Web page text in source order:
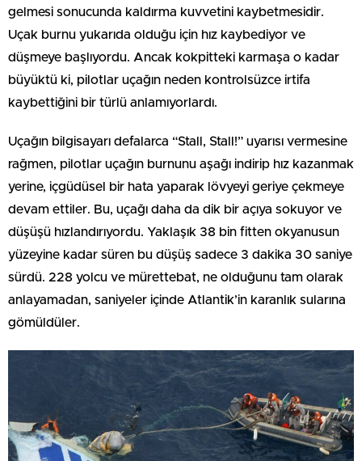
gelmesi sonucunda kaldırma kuvvetini kaybetmesidir.
Uçak burnu yukarıda olduğu için hız kaybediyor ve
düşmeye başlıyordu. Ancak kokpitteki karmaşa o kadar
büyüktü ki, pilotlar uçağın neden kontrolsüzce irtifa
kaybettiğini bir türlü anlamıyorlardı.
Uçağın bilgisayarı defalarca “Stall, Stall!” uyarısı vermesine
rağmen, pilotlar uçağın burnunu aşağı indirip hız kazanmak
yerine, içgüdüsel bir hata yaparak lövyeyi geriye çekmeye
devam ettiler. Bu, uçağı daha da dik bir açıya sokuyor ve
düşüşü hızlandırıyordu. Yaklaşık 38 bin fitten okyanusun
yüzeyine kadar süren bu düşüş sadece 3 dakika 30 saniye
sürdü. 228 yolcu ve mürettebat, ne olduğunu tam olarak
anlayamadan, saniyeler içinde Atlantik’in karanlık sularına
gömüldüler.